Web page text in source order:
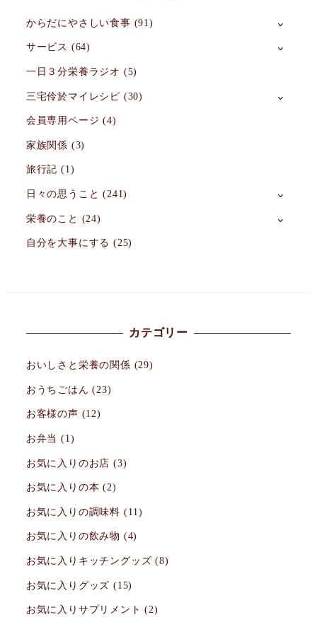
からだにやさしい食事 (91)
サービス (64)
一日３分栄養ラジオ (5)
三宅伶於マイレシピ (30)
会員専用ページ (4)
家族関係 (3)
旅行記 (1)
日々の思うこと (241)
栄養のこと (24)
自分を大事にする (25)
カテゴリー
おいしさと栄養の関係 (29)
おうちごはん (23)
お客様の声 (12)
お弁当 (1)
お気に入りのお店 (3)
お気に入りの本 (2)
お気に入りの調味料 (11)
お気に入りの飲み物 (4)
お気に入りキッチングッズ (8)
お気に入りグッズ (15)
お気に入りサプリメント (2)